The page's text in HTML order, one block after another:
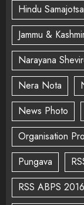
Hindu
Jammu &
Narayana
Nera Nota
News Photo
Organisation
Pungava
RSS ABPS 2016